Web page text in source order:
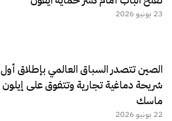
23 يونيو 2026
الصين تتصدر السباق العالمي بإطلاق أول
شريحة دماغية تجارية وتتفوق على إيلون
ماسك
22 يونيو 2026